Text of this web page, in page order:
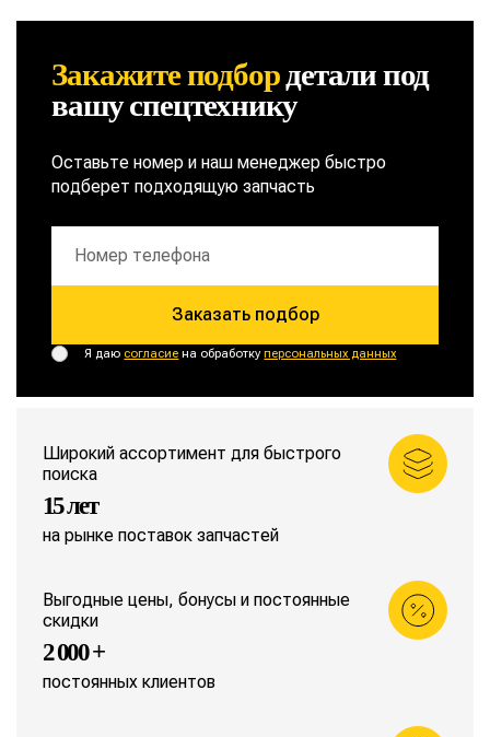
Закажите подбордеталипод
вашу спецтехнику
Оставьте номер и наш менеджер быстро
подберет подходящую запчасть
Заказать подбор
Я даю согласие на обработкуперсональных данных
Широкий ассортимент для быстрого
поиска
15 лет
на рынке поставок запчастей
Выгодные цены, бонусы и постоянные
скидки
2 000 +
постоянных клиентов